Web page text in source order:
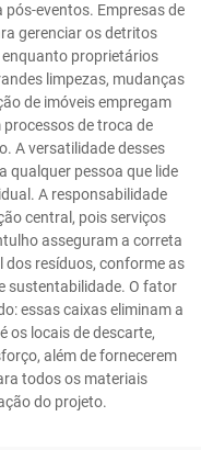
eventos. Empresas de
gerenciar os detritos
enquanto proprietários
limpezas, mudanças
de imóveis empregam
de troca de
A versatilidade desses
qualquer pessoa que lide
A responsabilidade
central, pois serviços
asseguram a correta
dos resíduos, conforme as
sustentabilidade. O fator
essas caixas eliminam a
os locais de descarte,
além de fornecerem
todos os materiais
do projeto.